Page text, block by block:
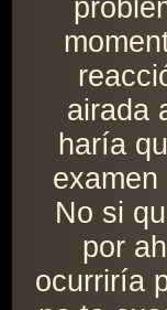
airada
haría
No si
por
ocurriría